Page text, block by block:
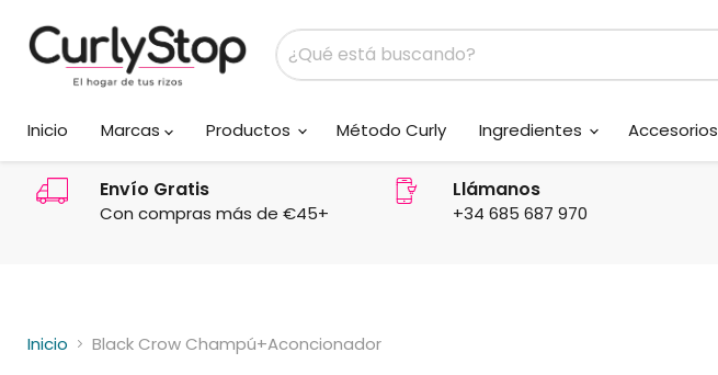
Inicio
Marcas Productos Método Curly Ingredientes Accesorios
Envío Gratis
Con compras más de €45+
Llámanos
+34 685 687 970
Inicio Black Crow Champú+Aconcionador